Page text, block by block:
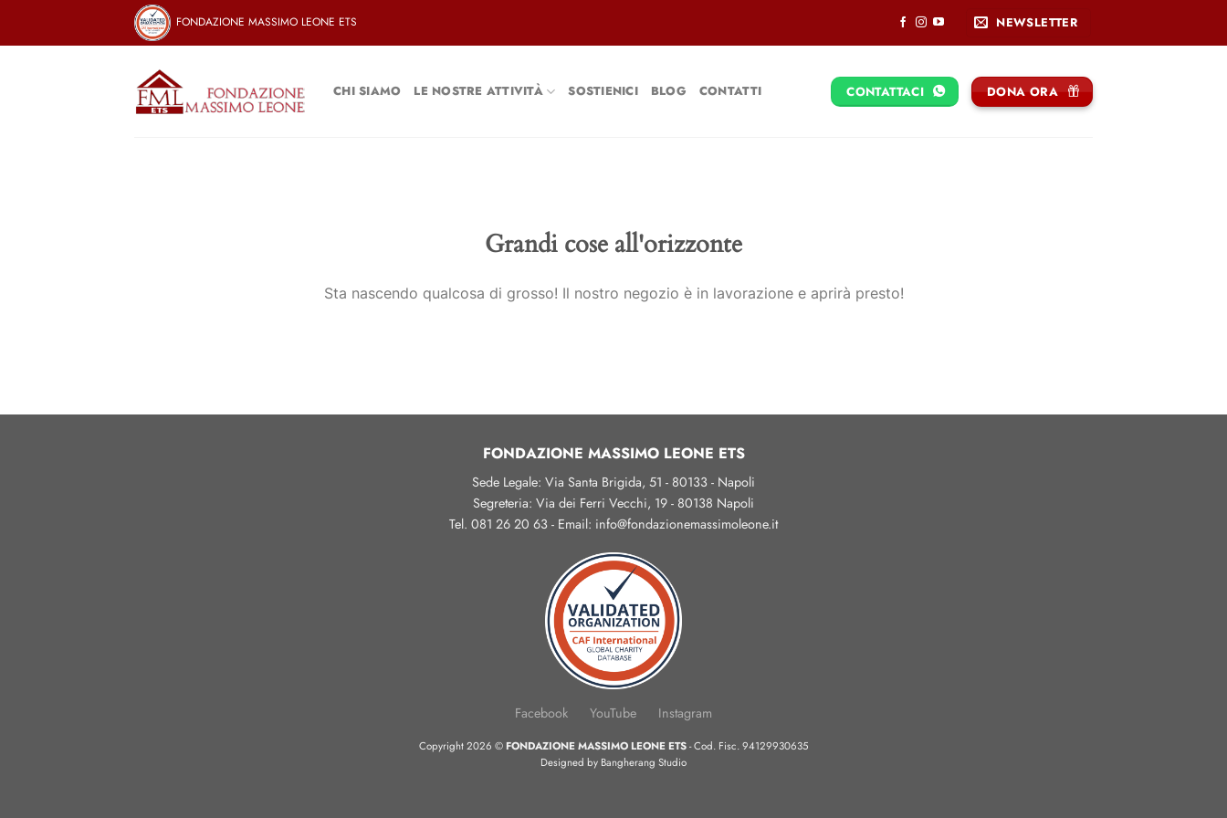
FONDAZIONE MASSIMO LEONE ETS NEWSLETTER
CHI SIAMO LE NOSTRE ATTIVITÀ SOSTIENICI BLOG CONTATTI CONTATTACI DONA ORA
Grandi cose all'orizzonte
Sta nascendo qualcosa di grosso! Il nostro negozio è in lavorazione e aprirà presto!
FONDAZIONE MASSIMO LEONE ETS
Sede Legale: Via Santa Brigida, 51 - 80133 - Napoli
Segreteria: Via dei Ferri Vecchi, 19 - 80138 Napoli
Tel. 081 26 20 63 - Email: info@fondazionemassimoleone.it
Facebook YouTube Instagram
Copyright 2026 © FONDAZIONE MASSIMO LEONE ETS- Cod. Fisc. 94129930635
Designed by Bangherang Studio